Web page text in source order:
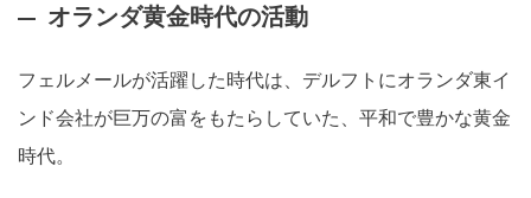
オランダ黄金時代の活動
フェルメールが活躍した時代は、デルフトにオランダ東イ
ンド会社が巨万の富をもたらしていた、平和で豊かな黄金
時代。